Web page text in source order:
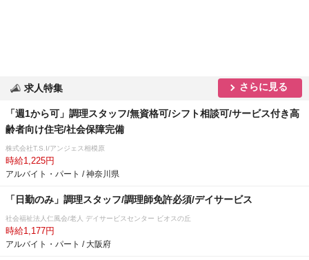
求人特集 さらに見る
「週1から可」調理スタッフ/無資格可/シフト相談可/サービス付き高
齢者向け住宅/社会保障完備
株式会社T.S.I/アンジェス相模原
時給1,225円
アルバイト・パート / 神奈川県
「日勤のみ」調理スタッフ/調理師免許必須/デイサービス
社会福祉法人仁風会/老人 デイサービスセンター ビオスの丘
時給1,177円
アルバイト・パート / 大阪府